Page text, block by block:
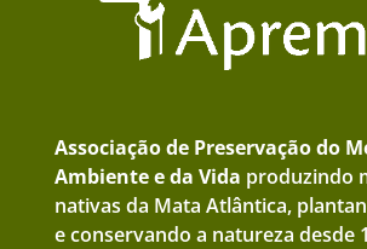
Associação de Preservação do
Ambiente e da Vida produzindo
nativas da Mata Atlântica,
e conservando a natureza desde